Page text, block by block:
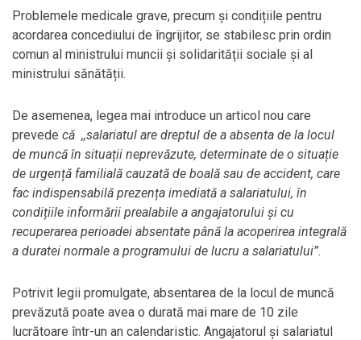
Problemele medicale grave, precum și condițiile pentru
acordarea concediului de îngrijitor, se stabilesc prin ordin
comun al ministrului muncii și solidarității sociale și al
ministrului sănătății.
De asemenea, legea mai introduce un articol nou care
prevede că ,,salariatul are dreptul de a absenta de la locul
de muncă în situații neprevăzute, determinate de o situație
de urgență familială cauzată de boală sau de accident, care
fac indispensabilă prezența imediată a salariatului, în
condițiile informării prealabile a angajatorului și cu
recuperarea perioadei absentate până la acoperirea integrală
a duratei normale a programului de lucru a salariatului”.
Potrivit legii promulgate, absentarea de la locul de muncă
prevăzută poate avea o durată mai mare de 10 zile
lucrătoare într-un an calendaristic. Angajatorul și salariatul